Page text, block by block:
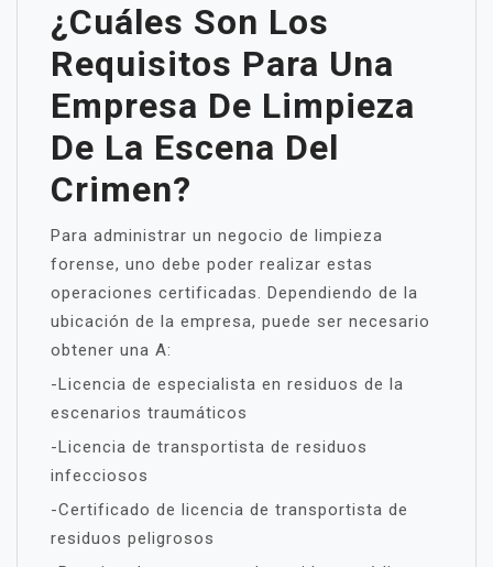
¿Cuáles Son Los
Requisitos Para Una
Empresa De Limpieza
De La Escena Del
Crimen?
Para administrar un negocio de limpieza
forense, uno debe poder realizar estas
operaciones certificadas. Dependiendo de la
ubicación de la empresa, puede ser necesario
obtener una A:
-Licencia de especialista en residuos de la
escenarios traumáticos
-Licencia de transportista de residuos
infecciosos
-Certificado de licencia de transportista de
residuos peligrosos